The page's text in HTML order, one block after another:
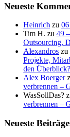
Neueste
Heinrich zu
Tim H. zu 49
Outsourcing,
Alexandros zu
Projekte,
den Überblick?
Alex Boerger
verbrennen –
WasSollDas?
verbrennen –
Neueste Beiträge